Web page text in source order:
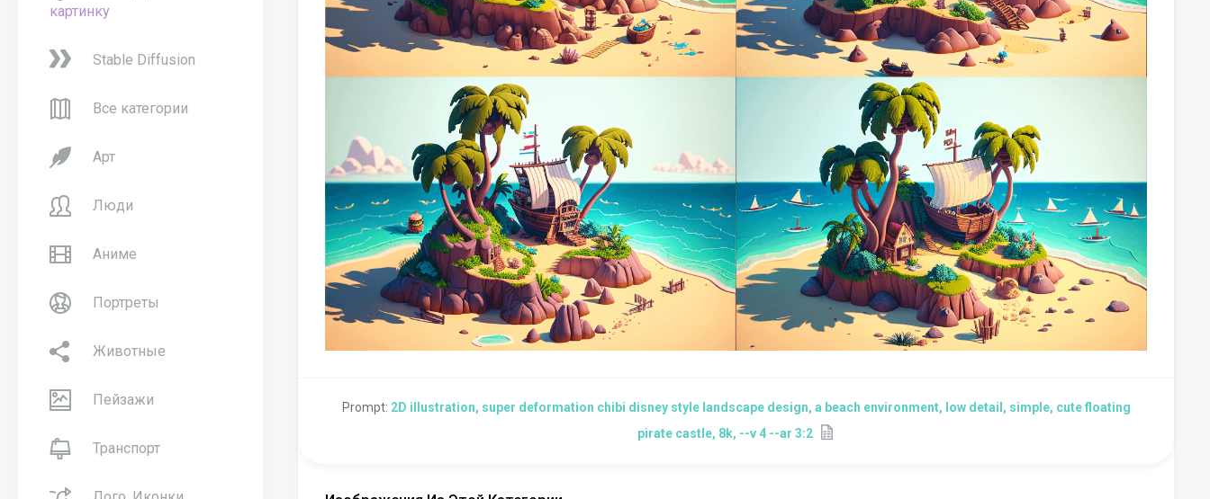
картинку
Stable Diffusion
Все категории
Арт
Люди
Аниме
Портреты
Животные
Пейзажи
Транспорт
Prompt: 2D illustration, super deformation chibi disney style landscape design, a beach environment, low detail, simple, cute floating
pirate castle, 8k, --v 4 --ar 3:2